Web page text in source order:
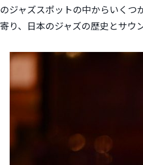
のジャズスポットの中からいくつ
寄り、日本のジャズの歴史とサウ